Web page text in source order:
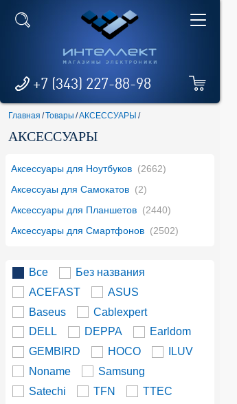
+7 (343) 227-88-98
Главная /Товары /АКСЕССУАРЫ /
АКСЕССУАРЫ
Аксессуары для Ноутбуков (2662)
Аксессуаы для Самокатов (2)
Аксессуары для Планшетов (2440)
Аксессуары для Смартфонов (2502)
Все
Без названия
ACEFAST
ASUS
Baseus
Cablexpert
DELL
DEPPA
Earldom
GEMBIRD
HOCO
ILUV
Noname
Samsung
Satechi
TFN
TTEC